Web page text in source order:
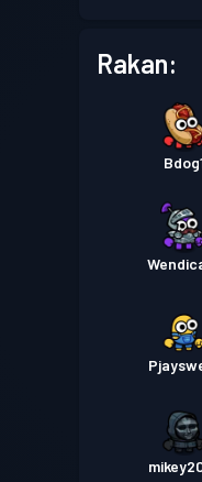
Rakan: